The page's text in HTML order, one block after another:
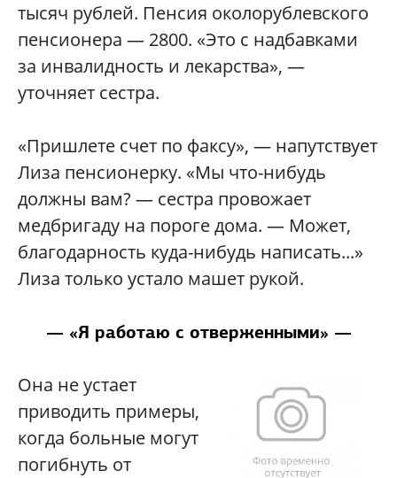
тысяч рублей. Пенсия околорублевского
пенсионера — 2800. «Это с надбавками
за инвалидность и лекарства», —
уточняет сестра.
«Пришлете счет по факсу», — напутствует
Лиза пенсионерку. «Мы что-нибудь
должны вам? — сестра провожает
медбригаду на пороге дома. — Может,
благодарность куда-нибудь написать...»
Лиза только устало машет рукой.
— «Я работаю с отверженными» —
Она не устает
приводить примеры,
когда больные могут
погибнуть от